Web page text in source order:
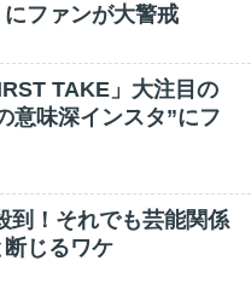
にファンが大警戒
TAKE」大注目の
意味深インスタ”にフ
到！それでも芸能関係
じるワケ